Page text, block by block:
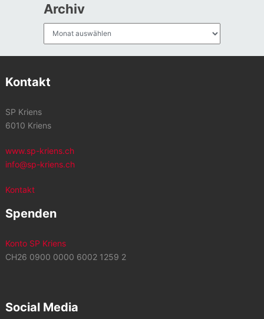
Archiv
Kontakt
SP Kriens
6010 Kriens
www.sp-kriens.ch
info@sp-kriens.ch
Kontakt
Spenden
Konto SP Kriens
CH26 0900 0000 6002 1259 2
Social Media